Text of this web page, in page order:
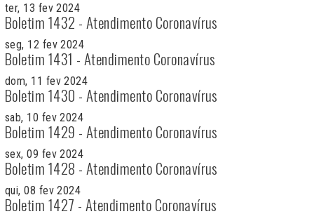
ter, 13 fev 2024
Boletim 1432 - Atendimento Coronavírus
seg, 12 fev 2024
Boletim 1431 - Atendimento Coronavírus
dom, 11 fev 2024
Boletim 1430 - Atendimento Coronavírus
sab, 10 fev 2024
Boletim 1429 - Atendimento Coronavírus
sex, 09 fev 2024
Boletim 1428 - Atendimento Coronavírus
qui, 08 fev 2024
Boletim 1427 - Atendimento Coronavírus